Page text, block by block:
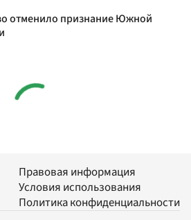
отменило признание Южной
Правовая информация
Условия использования
Политика конфиденциальности